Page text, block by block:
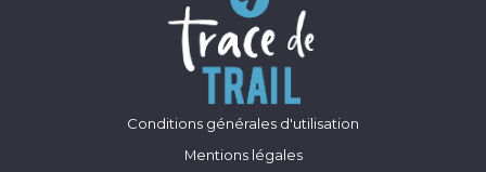
Conditions générales d'utilisation
Mentions légales